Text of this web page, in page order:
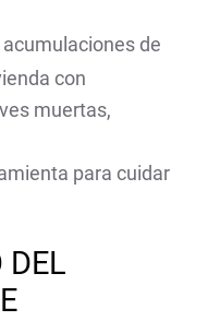
de
con
muertas,
para cuidar
DEL